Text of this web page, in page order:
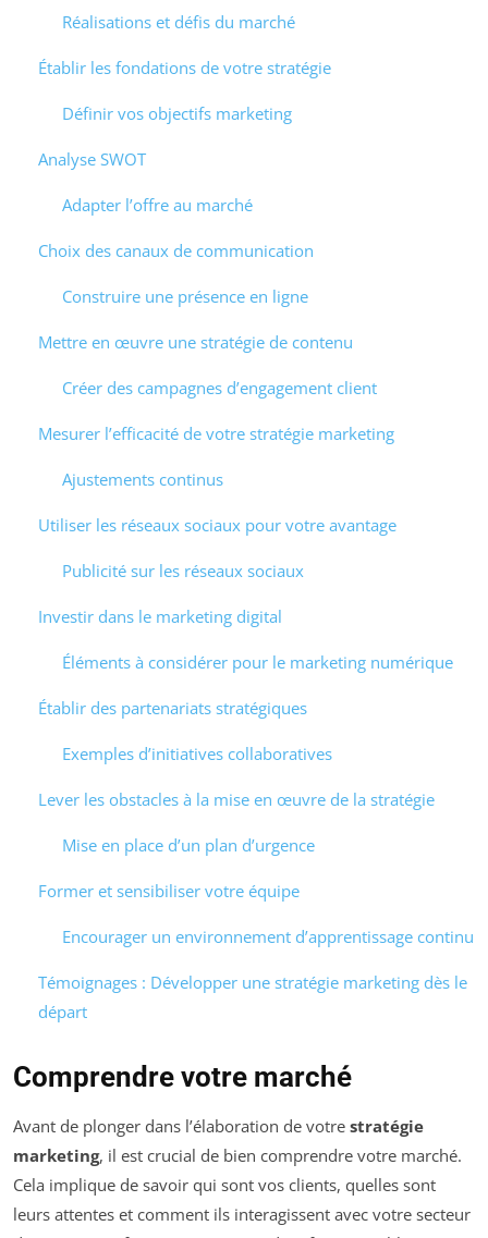
Réalisations et défis du marché
Établir les fondations de votre stratégie
Définir vos objectifs marketing
Analyse SWOT
Adapter l’offre au marché
Choix des canaux de communication
Construire une présence en ligne
Mettre en œuvre une stratégie de contenu
Créer des campagnes d’engagement client
Mesurer l’efficacité de votre stratégie marketing
Ajustements continus
Utiliser les réseaux sociaux pour votre avantage
Publicité sur les réseaux sociaux
Investir dans le marketing digital
Éléments à considérer pour le marketing numérique
Établir des partenariats stratégiques
Exemples d’initiatives collaboratives
Lever les obstacles à la mise en œuvre de la stratégie
Mise en place d’un plan d’urgence
Former et sensibiliser votre équipe
Encourager un environnement d’apprentissage continu
Témoignages : Développer une stratégie marketing dès le
départ
Comprendre votre marché
Avant de plonger dans l’élaboration de votre stratégie
marketing, il est crucial de bien comprendre votre marché.
Cela implique de savoir qui sont vos clients, quelles sont
leurs attentes et comment ils interagissent avec votre secteur